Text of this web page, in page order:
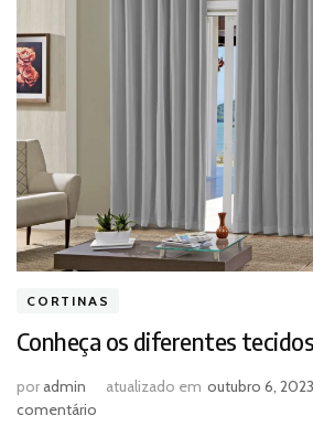
CORTINAS
Conheça os diferentes
poradmin atualizado em outubro 6, 2023
comentário